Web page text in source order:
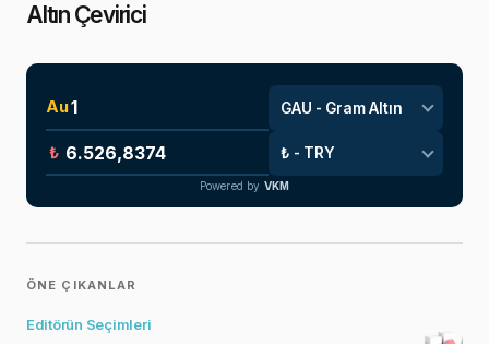
Altın Çevirici
Au
₺
Powered by VKM
ÖNE ÇIKANLAR
Editörün Seçimleri